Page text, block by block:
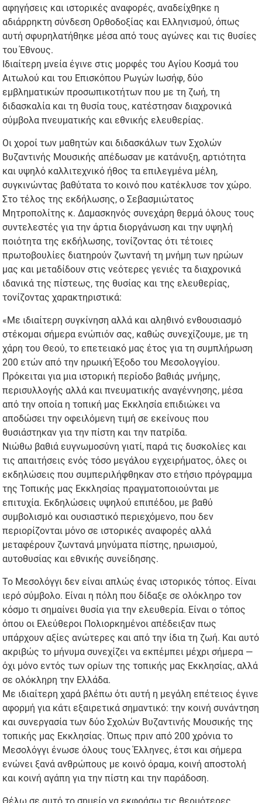
αφηγήσεις και ιστορικές αναφορές, αναδείχθηκε η
αδιάρρηκτη σύνδεση Ορθοδοξίας και Ελληνισμού, όπως
αυτή σφυρηλατήθηκε μέσα από τους αγώνες και τις θυσίες
του Έθνους.
Ιδιαίτερη μνεία έγινε στις μορφές του Αγίου Κοσμά του
Αιτωλού και του Επισκόπου Ρωγών Ιωσήφ, δύο
εμβληματικών προσωπικοτήτων που με τη ζωή, τη
διδασκαλία και τη θυσία τους, κατέστησαν διαχρονικά
σύμβολα πνευματικής και εθνικής ελευθερίας.
Οι χοροί των μαθητών και διδασκάλων των Σχολών
Βυζαντινής Μουσικής απέδωσαν με κατάνυξη, αρτιότητα
και υψηλό καλλιτεχνικό ήθος τα επιλεγμένα μέλη,
συγκινώντας βαθύτατα το κοινό που κατέκλυσε τον χώρο.
Στο τέλος της εκδήλωσης, ο Σεβασμιώτατος
Μητροπολίτης κ. Δαμασκηνός συνεχάρη θερμά όλους τους
συντελεστές για την άρτια διοργάνωση και την υψηλή
ποιότητα της εκδήλωσης, τονίζοντας ότι τέτοιες
πρωτοβουλίες διατηρούν ζωντανή τη μνήμη των ηρώων
μας και μεταδίδουν στις νεότερες γενιές τα διαχρονικά
ιδανικά της πίστεως, της θυσίας και της ελευθερίας,
τονίζοντας χαρακτηριστικά:
«Με ιδιαίτερη συγκίνηση αλλά και αληθινό ενθουσιασμό
στέκομαι σήμερα ενώπιόν σας, καθώς συνεχίζουμε, με τη
χάρη του Θεού, το επετειακό μας έτος για τη συμπλήρωση
200 ετών από την ηρωική Έξοδο του Μεσολογγίου.
Πρόκειται για μια ιστορική περίοδο βαθιάς μνήμης,
περισυλλογής αλλά και πνευματικής αναγέννησης, μέσα
από την οποία η τοπική μας Εκκλησία επιδιώκει να
αποδώσει την οφειλόμενη τιμή σε εκείνους που
θυσιάστηκαν για την πίστη και την πατρίδα.
Νιώθω βαθιά ευγνωμοσύνη γιατί, παρά τις δυσκολίες και
τις απαιτήσεις ενός τόσο μεγάλου εγχειρήματος, όλες οι
εκδηλώσεις που συμπεριλήφθηκαν στο ετήσιο πρόγραμμα
της Τοπικής μας Εκκλησίας πραγματοποιούνται με
επιτυχία. Εκδηλώσεις υψηλού επιπέδου, με βαθύ
συμβολισμό και ουσιαστικό περιεχόμενο, που δεν
περιορίζονται μόνο σε ιστορικές αναφορές αλλά
μεταφέρουν ζωντανά μηνύματα πίστης, ηρωισμού,
αυτοθυσίας και εθνικής συνείδησης.
Το Μεσολόγγι δεν είναι απλώς ένας ιστορικός τόπος. Είναι
ιερό σύμβολο. Είναι η πόλη που δίδαξε σε ολόκληρο τον
κόσμο τι σημαίνει θυσία για την ελευθερία. Είναι ο τόπος
όπου οι Ελεύθεροι Πολιορκημένοι απέδειξαν πως
υπάρχουν αξίες ανώτερες και από την ίδια τη ζωή. Και αυτό
ακριβώς το μήνυμα συνεχίζει να εκπέμπει μέχρι σήμερα —
όχι μόνο εντός των ορίων της τοπικής μας Εκκλησίας, αλλά
σε ολόκληρη την Ελλάδα.
Με ιδιαίτερη χαρά βλέπω ότι αυτή η μεγάλη επέτειος έγινε
αφορμή για κάτι εξαιρετικά σημαντικό: την κοινή συνάντηση
και συνεργασία των δύο Σχολών Βυζαντινής Μουσικής της
τοπικής μας Εκκλησίας. Όπως πριν από 200 χρόνια το
Μεσολόγγι ένωσε όλους τους Έλληνες, έτσι και σήμερα
ενώνει ξανά ανθρώπους με κοινό όραμα, κοινή αποστολή
και κοινή αγάπη για την πίστη και την παράδοση.